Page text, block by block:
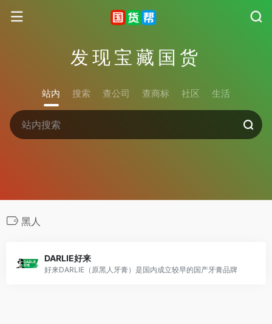
发现宝藏国货
站内 搜索 查公司 查商标 社区 生活
黑人
DARLIE好来
好来DARLIE（原黑人牙膏）是国内成立较早的国产牙膏品牌